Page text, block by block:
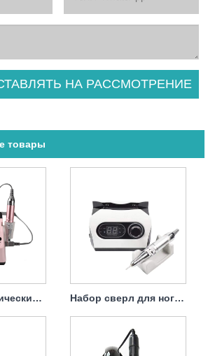
товары
Набор электрических сверл для снятия гель-лака, 65 Вт, 35000 об/мин. Набор сверл для ногтей, электрическая пилка Professional, 65 Вт, 35000 об/мин